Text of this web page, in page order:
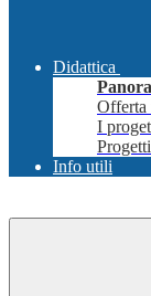
Didattica
Offerta
I
Info utili